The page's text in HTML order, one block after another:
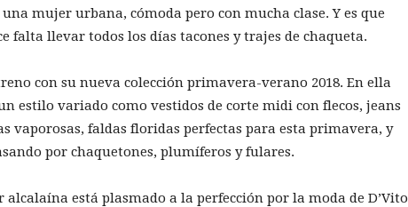
mujer urbana, cómoda pero con mucha clase. Y es que
falta llevar todos los días tacones y trajes de chaqueta.
con su nueva colección primavera-verano 2018. En ella
estilo variado como vestidos de corte midi con flecos, jeans
vaporosas, faldas floridas perfectas para esta primavera, y
por chaquetones, plumíferos y fulares.
está plasmado a la perfección por la moda de D’Vito